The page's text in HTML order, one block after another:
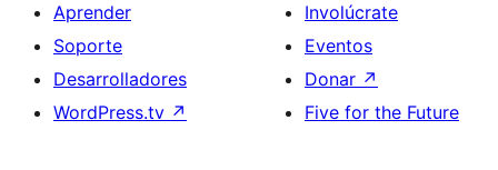
Aprender
Soporte
Desarrolladores
WordPress.tv ↗
Involúcrate
Eventos
Donar ↗
Five for the Future